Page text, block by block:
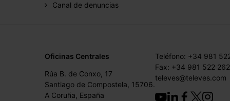
Canal de denuncias
Oficinas Centrales
Rúa B. de Conxo, 17
Santiago de Compostela, 15706.
A Coruña, España
Teléfono: +34 981
Fax: +34 981 522 262
televes@televes.com